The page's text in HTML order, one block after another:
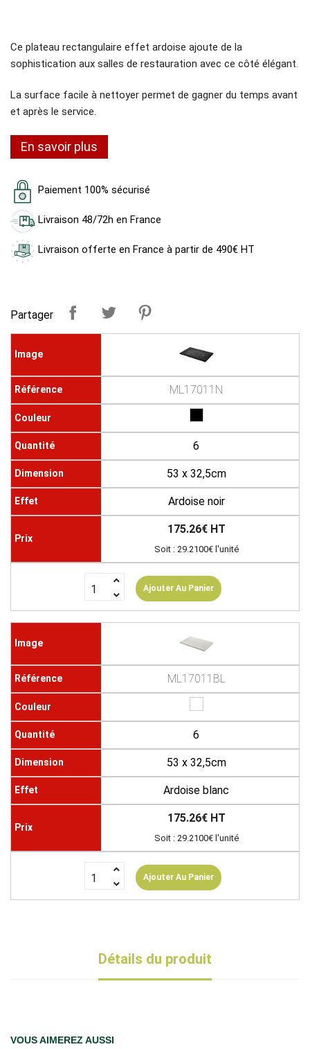
Ce plateau rectangulaire effet ardoise ajoute de la
sophistication aux salles de restauration avec ce côté élégant.
La surface facile à nettoyer permet de gagner du temps avant
et après le service.
En savoir plus
Paiement 100% sécurisé
Livraison 48/72h en France
Livraison offerte en France à partir de 490€ HT
Partager
ML17011N
6
53 x 32,5cm
Ardoise noir
175.26€ HT
Soit : 29.2100€ l'unité
Ajouter Au Panier
ML17011BL
6
53 x 32,5cm
Ardoise blanc
175.26€ HT
Soit : 29.2100€ l'unité
Ajouter Au Panier
Détails du produit
VOUS AIMEREZ AUSSI